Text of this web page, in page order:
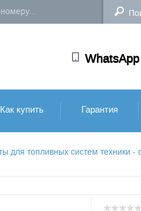
Как купить Гарантия
для топливных систем техники -